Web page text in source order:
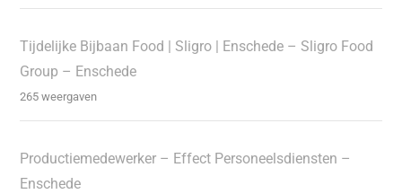
Tijdelijke Bijbaan Food | Sligro | Enschede – Sligro Food
Group – Enschede
265 weergaven
Productiemedewerker – Effect Personeelsdiensten –
Enschede